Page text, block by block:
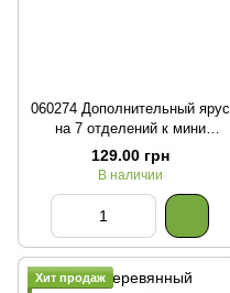
060274 Дополнительный ярус
на 7 отделений к мини
органайзеру Коробушка с
магнитом для иголок
129.00 грн
В наличии
Хит продаж